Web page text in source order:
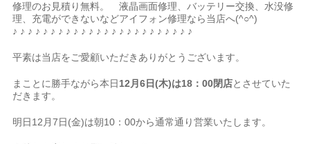
修理のお見積り無料。 液晶画面修理、バッテリー交換、水没修
理、充電ができないなどアイフォン修理なら当店へ(^○^)
♪ ♪ ♪ ♪ ♪ ♪ ♪ ♪ ♪ ♪ ♪ ♪ ♪ ♪ ♪ ♪ ♪ ♪ ♪ ♪ ♪ ♪ ♪ ♪
平素は当店をご愛顧いただきありがとうございます。
まことに勝手ながら本日12月6日(木)は18：00閉店とさせていた
だきます。
明日12月7日(金)は朝10：00から通常通り営業いたします。